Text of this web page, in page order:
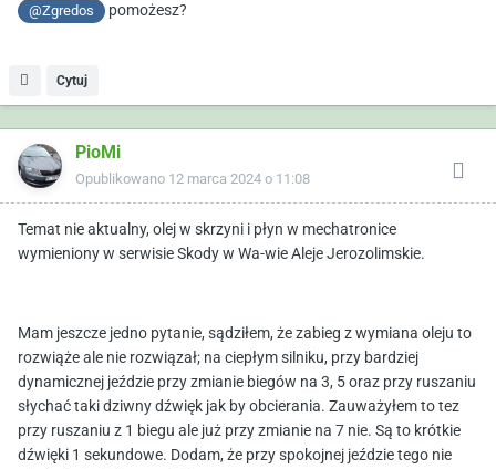
@Zgredos pomożesz?
Cytuj
PioMi
Opublikowano 12 marca 2024 o 11:08
Temat nie aktualny, olej w skrzyni i płyn w mechatronice
wymieniony w serwisie Skody w Wa-wie Aleje Jerozolimskie.
Mam jeszcze jedno pytanie, sądziłem, że zabieg z wymiana oleju to
rozwiąże ale nie rozwiązał; na ciepłym silniku, przy bardziej
dynamicznej jeździe przy zmianie biegów na 3, 5 oraz przy ruszaniu
słychać taki dziwny dźwięk jak by obcierania. Zauważyłem to tez
przy ruszaniu z 1 biegu ale już przy zmianie na 7 nie. Są to krótkie
dźwięki 1 sekundowe. Dodam, że przy spokojnej jeździe tego nie